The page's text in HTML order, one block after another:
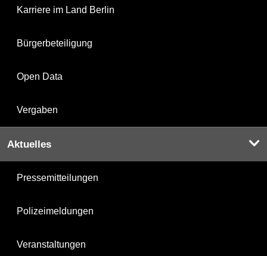
Karriere im Land Berlin
Bürgerbeteiligung
Open Data
Vergaben
Aktuelles
Pressemitteilungen
Polizeimeldungen
Veranstaltungen